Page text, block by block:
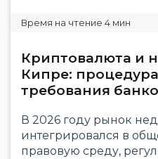
Криптовалюта и
Кипре:
требования
В 2026 году рынок
интегрировался в
правовую среду,